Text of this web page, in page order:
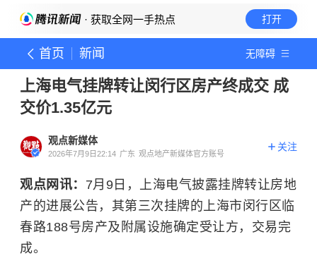
· 获取全网一手热点 打开
首页 新闻 无障碍
上海电气挂牌转让闵行区房产终成交 成
交价1.35亿元
观点新媒体
2026年7月9日22:14 广东 观点地产新媒体官方账号
关注
观点网讯： 7月9日，上海电气披露挂牌转让房地
产的进展公告，其第三次挂牌的上海市闵行区临
春路188号房产及附属设施确定受让方，交易完
成。